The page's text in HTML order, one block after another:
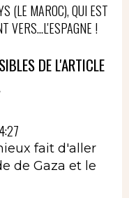
(LE MAROC), QUI EST
VERS...L'ESPAGNE !
DE L'ARTICLE
fait d'aller
de Gaza et le